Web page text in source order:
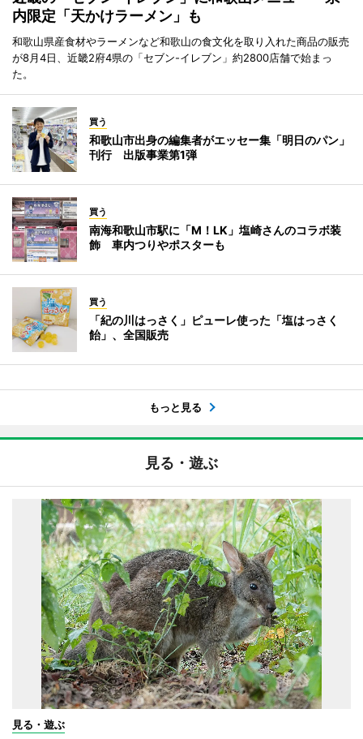
内限定「天かけラーメン」も
和歌山県産食材やラーメンなど和歌山の食文化を取り入れた商品の販売
が8月4日、近畿2府4県の「セブン-イレブン」約2800店舗で始まっ
た。
買う
和歌山市出身の編集者がエッセー集「明日のパン」
刊行 出版事業第1弾
買う
南海和歌山市駅に「M！LK」塩崎さんのコラボ装
飾 車内つりやポスターも
買う
「紀の川はっさく」ピューレ使った「塩はっさく
飴」、全国販売
もっと見る
見る・遊ぶ
見る・遊ぶ